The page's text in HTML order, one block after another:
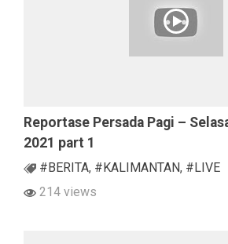
Reportase Persada Pagi –
2021 part 1
#BERITA, #KALIMANTAN, #LIVE
214 views